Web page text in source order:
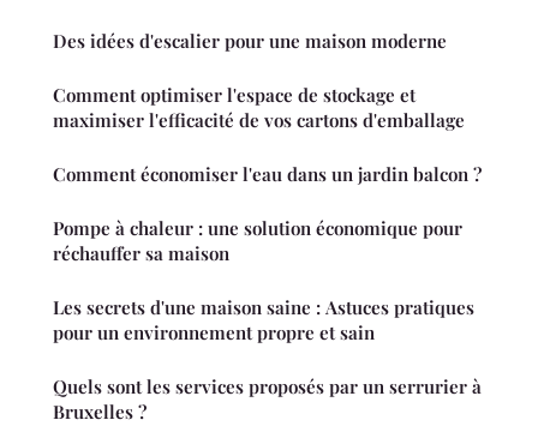
Des idées d'escalier pour une maison moderne
Comment optimiser l'espace de stockage et
maximiser l'efficacité de vos cartons d'emballage
Comment économiser l'eau dans un jardin balcon ?
Pompe à chaleur : une solution économique pour
réchauffer sa maison
Les secrets d'une maison saine : Astuces pratiques
pour un environnement propre et sain
Quels sont les services proposés par un serrurier à
Bruxelles ?